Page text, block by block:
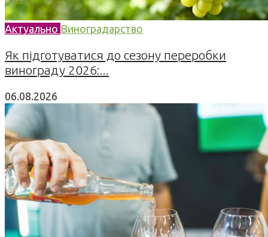
Актуально Виноградарство
Як підготуватися до сезону переробки
винограду 2026:...
06.08.2026